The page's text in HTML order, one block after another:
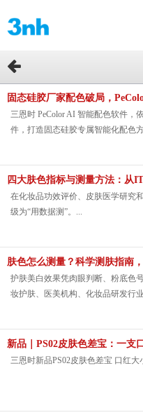
固态硅胶厂家配色破局，
三恩时 PeColor AI 智能配色软件，
件，打造固态硅胶专属智能化配色
四大肤色指标与测量方法：从
逻辑
在化妆品功效评价、皮肤医学研究
级为“用数据测”。...
肤色怎么测量？科学测肤指南
护肤美白效果凭肉眼判断、粉底色
妆护肤、医美机构、化妆品研发行
新品｜PS02皮肤色差宝：一支
三恩时新品PS02皮肤色差宝 口红大